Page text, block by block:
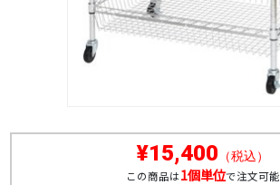
¥15,400 （税込）
この商品は1個単位で注文可能